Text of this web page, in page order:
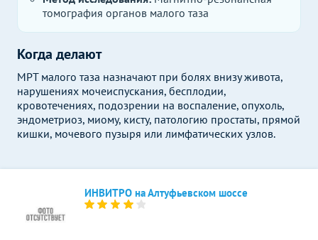
томография органов малого таза
Когда делают
МРТ малого таза назначают при болях внизу живота,
нарушениях мочеиспускания, бесплодии,
кровотечениях, подозрении на воспаление, опухоль,
эндометриоз, миому, кисту, патологию простаты, прямой
кишки, мочевого пузыря или лимфатических узлов.
ИНВИТРО на Алтуфьевском шоссе